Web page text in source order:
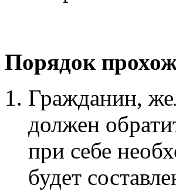
Порядок
Гражданин,
должен
при себе
будет